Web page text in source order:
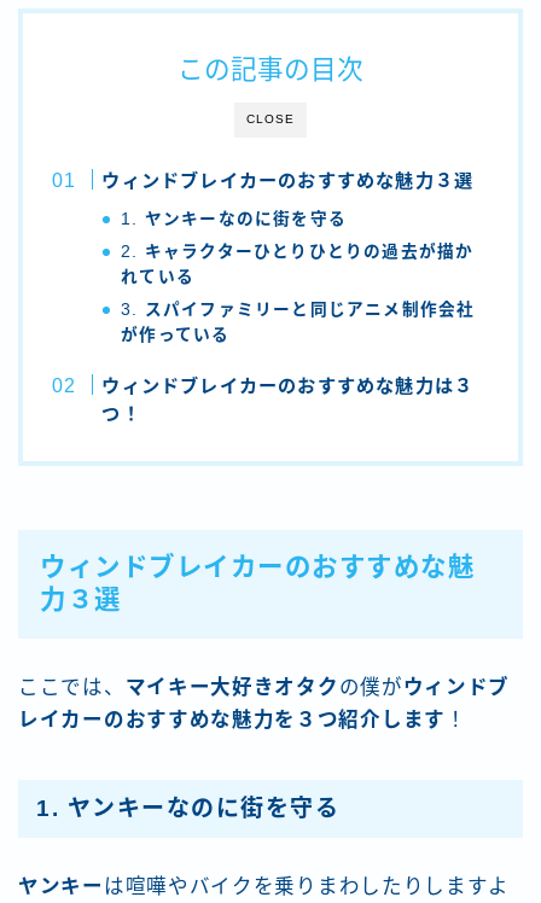
CLOSE
この記事の目次
ウィンドブレイカーのおすすめな魅力３選
1. ヤンキーなのに街を守る
2. キャラクターひとりひとりの過去が描か
れている
3.
スパイファミリーと同じアニメ制作会社
が作っている
ウィンドブレイカーのおすすめな魅力は３
つ！
ウィンドブレイカーのおすすめな魅
力３選
ここでは、 マイキー大好きオタク の僕がウィンドブ
レイカーのおすすめな魅力を３つ紹介します ！
1. ヤンキーなのに街を守る
ヤンキー は喧嘩やバイクを乗りまわしたりしますよ